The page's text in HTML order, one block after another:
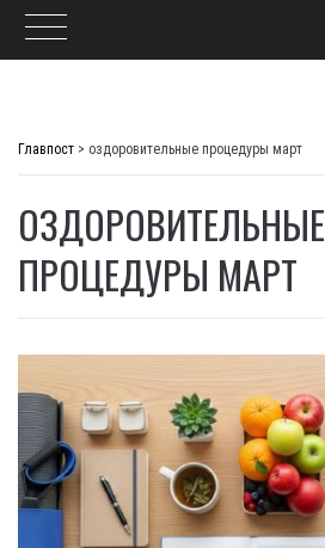
Главпост > оздоровительные процедуры март
ОЗДОРОВИТЕЛЬНЫЕ
ПРОЦЕДУРЫ МАРТ